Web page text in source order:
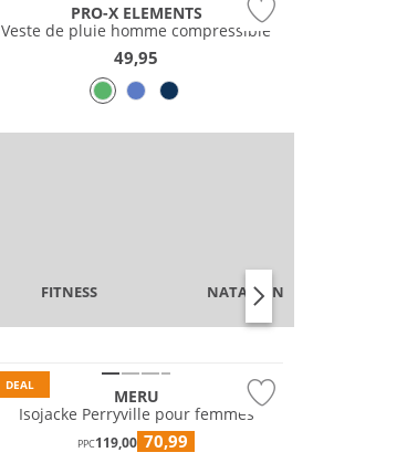
PRO-X ELEMENTS
Veste de pluie homme compressible
49,95
FITNESS NATATION & PLAGE
DEAL
MERU
Isojacke Perryville pour femmes
PPC119,00 70,99
Résistant à l'eau